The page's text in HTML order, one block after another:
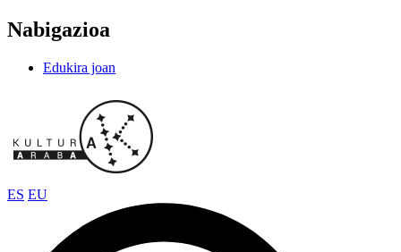
Nabigazioa
Edukira joan
ES EU